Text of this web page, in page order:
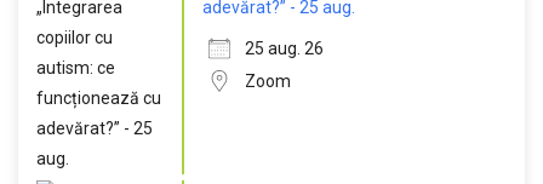
adevărat?” - 25 aug.
25 aug. 26
Zoom